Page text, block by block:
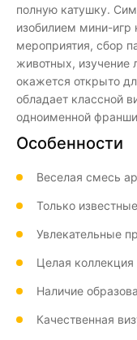
полную катушку.
изобилием мини-игр
мероприятия, сбор
животных, изучение
окажется открыто
обладает классной
одноименной
Особенности
Веселая смесь
Только
Увлекательные
Целая
Наличие
Качественная